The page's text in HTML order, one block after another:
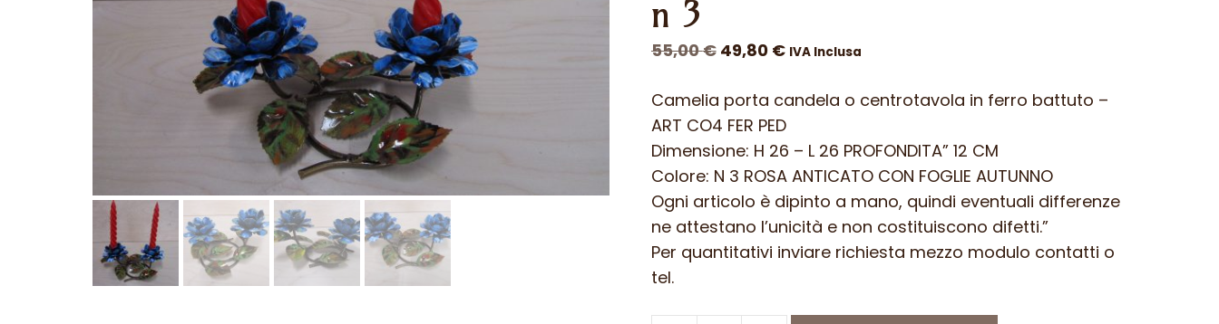
n 3
55,00€ Il
originale
era:
55,00 €.
49,80 €Il
attuale
è:
49,80 €.
IVA Inclusa
Camelia porta candela o centrotavola in ferro battuto –
ART CO4 FER PED
Dimensione: H 26 – L 26 PROFONDITA” 12 CM
Colore: N 3 ROSA ANTICATO CON FOGLIE AUTUNNO
Ogni articolo è dipinto a mano, quindi eventuali differenze
ne attestano l’unicità e non costituiscono difetti.”
Per quantitativi inviare richiesta mezzo modulo contatti o
tel.